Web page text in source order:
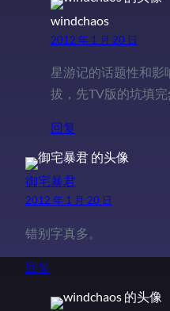
windchaos
2012 年 1 月 20 日
星游记的话题性和影
拔，先TV版的坑填
回复
御宅暴君
2012 年 1 月 20 日
错别字真多。
回复